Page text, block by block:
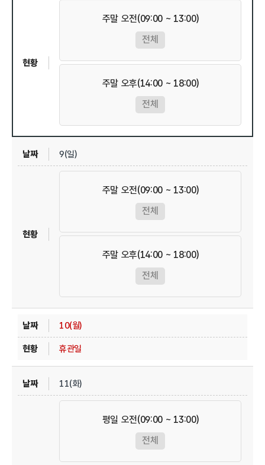
주말 오전(09:00 ~ 13:00)
전체
주말 오후(14:00 ~ 18:00)
전체
9(일)
주말 오전(09:00 ~ 13:00)
전체
주말 오후(14:00 ~ 18:00)
전체
10(월)
휴관일
11(화)
평일 오전(09:00 ~ 13:00)
전체